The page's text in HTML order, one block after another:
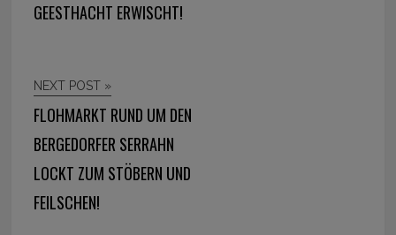
GEESTHACHT ERWISCHT!
NEXT POST »
FLOHMARKT RUND UM DEN
BERGEDORFER SERRAHN
LOCKT ZUM STÖBERN UND
FEILSCHEN!